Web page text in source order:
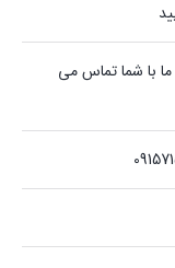
با شما تماس می